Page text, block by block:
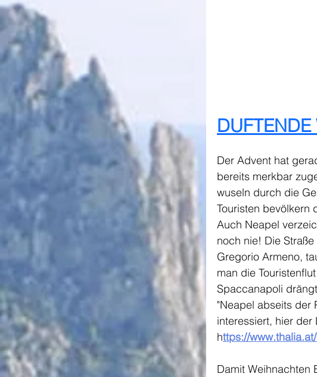
Der Advent hat
bereits merkbar
wuseln durch die
Touristen bevölkern
Auch Neapel
noch nie! Die
Gregorio Armeno,
man die
Spaccanapoli
"Neapel abseits der
interessiert, hier der
https://
Damit Weihnachten